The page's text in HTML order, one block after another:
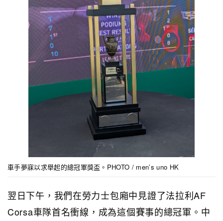
車手夢寐以求舉起的總冠軍獎盃。PHOTO / men’s uno HK
翌日下午，我們在勞力士包廂中見證了法拉利AF
Corsa車隊首名衝線，成為這個賽事的總冠軍。中